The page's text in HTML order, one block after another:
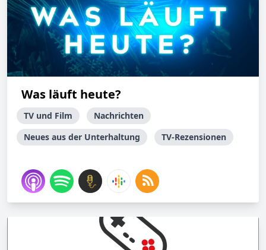
Was läuft heute?
TV und Film
Nachrichten
Neues aus der Unterhaltung
TV-Rezensionen